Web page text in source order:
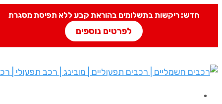
חדש: ריקשות בתשלומים בהוראת קבע ללא תפיסת מסגרת
לפרטים נוספים